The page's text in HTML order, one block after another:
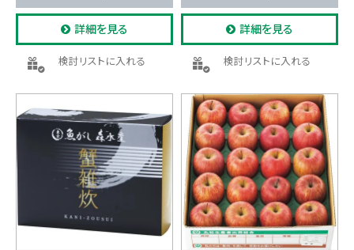
詳細を見る
検討リストに入れる
詳細を見る
検討リストに入れる